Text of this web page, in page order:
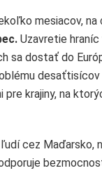
mesiacov, na
Uzavretie
sa dostať do
krajiny, na
cez Maďarsko,